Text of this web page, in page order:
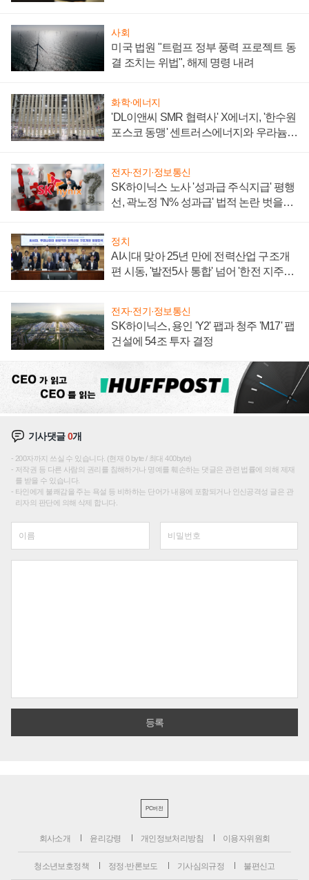
사회
미국 법원 "트럼프 정부 풍력 프로젝트 동
결 조치는 위법", 해제 명령 내려
화학·에너지
'DL이앤씨 SMR 협력사' X에너지, '한수원
포스코 동맹' 센트러스에너지와 우라늄
전자·전기·정보통신
SK하이닉스 노사 '성과급 주식지급' 평행
선, 곽노정 'N% 성과급' 법적 논란 벗을지
정치
AI시대 맞아 25년 만에 전력산업 구조개
편 시동, '발전5사 통합' 넘어 '한전 지주사'
전자·전기·정보통신
SK하이닉스, 용인 'Y2' 팹과 청주 'M17' 팹
건설에 54조 투자 결정
기사댓글0개
200자까지 쓰실 수 있습니다. (현재 0 byte / 최대 400byte)
저작권 등 다른 사람의 권리를 침해하거나 명예를 훼손하는 댓글은 관련 법률에 의해 제재
를 받을 수 있습니다.
타인에게 불쾌감을 주는 욕설 등 비하하는 단어가 내용에 포함되거나 인신공격성 글은 관
리자의 판단에 의해 삭제 합니다.
PC버전
회사소개 윤리강령 개인정보처리방침 이용자위원회
청소년보호정책 정정·반론보도 기사심의규정 불편신고